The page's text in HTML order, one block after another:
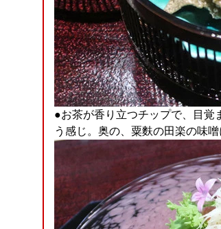
●お茶が香り立つチップで、目覚
う感じ。奥の、粟麩の田楽の味